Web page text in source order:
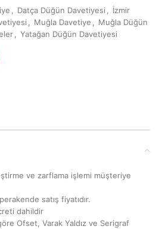
, Datça Düğün Davetiyesi , İzmir
, Muğla Davetiye , Muğla Düğün
, Yatağan Düğün Davetiyesi
ve zarflama işlemi müşteriye
satış fiyatıdır.
dahildir
Ofset, Varak Yaldız ve Serigraf